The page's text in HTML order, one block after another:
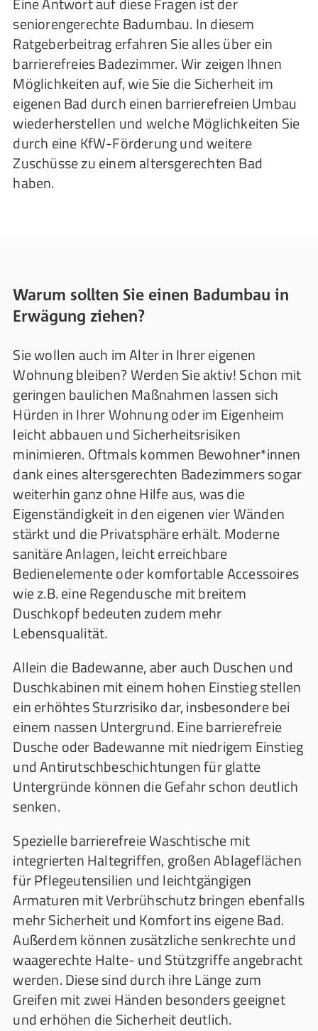
seniorengerechte Badumbau. In diesem
Ratgeberbeitrag erfahren Sie alles über ein
barrierefreies Badezimmer. Wir zeigen Ihnen
Möglichkeiten auf, wie Sie die Sicherheit im
eigenen Bad durch einen barrierefreien Umbau
wiederherstellen und welche Möglichkeiten Sie
durch eine KfW-Förderung und weitere
Zuschüsse zu einem altersgerechten Bad
haben.
Warum sollten Sie einen Badumbau in
Erwägung ziehen?
Sie wollen auch im Alter in Ihrer eigenen
Wohnung bleiben? Werden Sie aktiv! Schon mit
geringen baulichen Maßnahmen lassen sich
Hürden in Ihrer Wohnung oder im Eigenheim
leicht abbauen und Sicherheitsrisiken
minimieren. Oftmals kommen Bewohner*innen
dank eines altersgerechten Badezimmers sogar
weiterhin ganz ohne Hilfe aus, was die
Eigenständigkeit in den eigenen vier Wänden
stärkt und die Privatsphäre erhält. Moderne
sanitäre Anlagen, leicht erreichbare
Bedienelemente oder komfortable Accessoires
wie z.B. eine Regendusche mit breitem
Duschkopf bedeuten zudem mehr
Lebensqualität.
Allein die Badewanne, aber auch Duschen und
Duschkabinen mit einem hohen Einstieg stellen
ein erhöhtes Sturzrisiko dar, insbesondere bei
einem nassen Untergrund. Eine barrierefreie
Dusche oder Badewanne mit niedrigem Einstieg
und Antirutschbeschichtungen für glatte
Untergründe können die Gefahr schon deutlich
senken.
Spezielle barrierefreie Waschtische mit
integrierten Haltegriffen, großen Ablageflächen
für Pflegeutensilien und leichtgängigen
Armaturen mit Verbrühschutz bringen ebenfalls
mehr Sicherheit und Komfort ins eigene Bad.
Außerdem können zusätzliche senkrechte und
waagerechte Halte- und Stützgriffe angebracht
werden. Diese sind durch ihre Länge zum
Greifen mit zwei Händen besonders geeignet
und erhöhen die Sicherheit deutlich.